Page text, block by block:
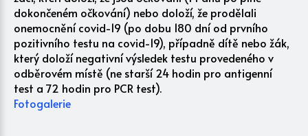
dokončeném očkování) nebo doloží, že prodělali
onemocnění covid-19 (po dobu 180 dní od prvního
pozitivního testu na covid-19), případně dítě nebo žák,
který doloží negativní výsledek testu provedeného v
odběrovém místě (ne starší 24 hodin pro antigenní
test a 72 hodin pro PCR test).
Fotogalerie